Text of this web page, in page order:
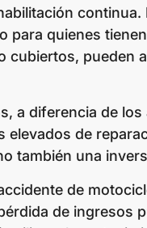
para quienes
cubiertos, pueden
a diferencia de
de
también una
de
de ingresos